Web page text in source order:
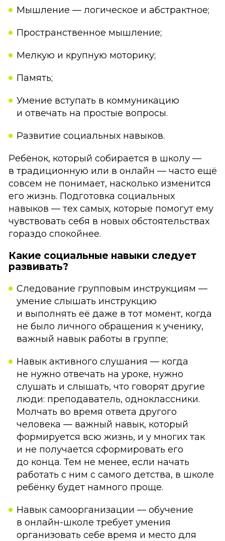
Мышление — логическое и абстрактное;
Пространственное мышление;
Мелкую и крупную моторику;
Память;
Умение вступать в коммуникацию
и отвечать на простые вопросы.
Развитие социальных навыков.
Ребёнок, который собирается в школу —
в традиционную или в онлайн — часто ещё
совсем не понимает, насколько изменится
его жизнь. Подготовка социальных
навыков — тех самых, которые помогут ему
чувствовать себя в новых обстоятельствах
гораздо спокойнее.
Какие социальные навыки следует
развивать?
Следование групповым инструкциям —
умение слышать инструкцию
и выполнять её даже в тот момент, когда
не было личного обращения к ученику,
важный навык работы в группе;
Навык активного слушания — когда
не нужно отвечать на уроке, нужно
слушать и слышать, что говорят другие
люди: преподаватель, одноклассники.
Молчать во время ответа другого
человека — важный навык, который
формируется всю жизнь, и у многих так
и не получается сформировать его
до конца. Тем не менее, если начать
работать с ним с самого детства, в школе
ребёнку будет намного проще.
Навык самоорганизации — обучение
в онлайн-школе требует умения
организовать себе время и место для